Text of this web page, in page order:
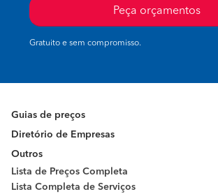
Peça orçamentos
Gratuito e sem compromisso.
Guias de preços
Diretório de Empresas
Outros
Lista de Preços Completa
Lista Completa de Serviços